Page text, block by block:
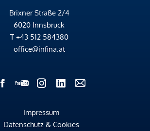
Brixner Straße 2/4
6020 Innsbruck
T +43 512 584380
office@infina.at
Impressum
Datenschutz & Cookies